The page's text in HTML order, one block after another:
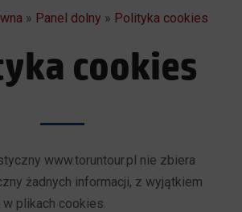
» Panel dolny » Polityka cookies
cookies
www.toruntour.pl nie zbiera
żadnych informacji, z wyjątkiem
plikach cookies.